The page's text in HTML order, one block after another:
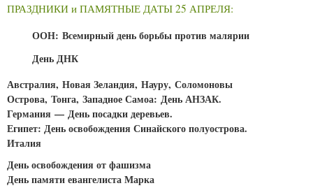
ПРАЗДНИКИ и ПАМЯТНЫЕ ДАТЫ 25 АПРЕЛЯ:
ООН: Всемирный день борьбы против малярии
День ДНК
Австралия, Новая Зеландия, Науру, Соломоновы
Острова, Тонга, Западное Самоа: День АНЗАК.
Германия — День посадки деревьев.
Египет: День освобождения Синайского полуострова.
Италия
День освобождения от фашизма
День памяти евангелиста Марка